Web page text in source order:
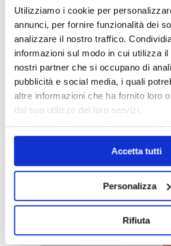
Utilizziamo i cookie per
annunci, per fornire funzionalità dei
analizzare il nostro traffico.
informazioni sul modo in cui utilizza
nostri partner che si occupano di
pubblicità e social media, i quali
altre informazioni che ha fornito loro
dal suo utilizzo dei loro servizi.
Chiudendo il banner cliccando sullaX
solo i cookie necessari.
Accetta tutti
Personalizza
Rifiuta
〉 5 ragioni per aderire a
〉 Sedi Territoriali